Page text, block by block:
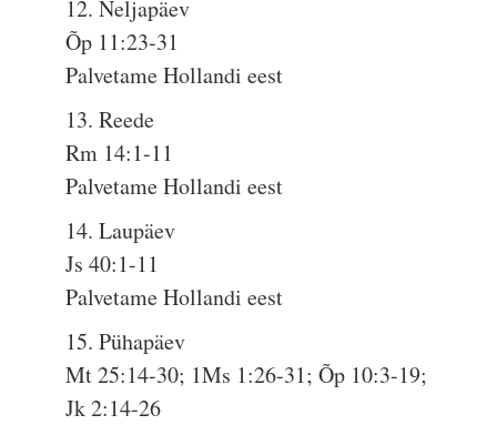
12. Neljapäev
Õp 11:23-31
Palvetame Hollandi eest
13. Reede
Rm 14:1-11
Palvetame Hollandi eest
14. Laupäev
Js 40:1-11
Palvetame Hollandi eest
15. Pühapäev
Mt 25:14-30; 1Ms 1:26-31; Õp 10:3-19;
Jk 2:14-26